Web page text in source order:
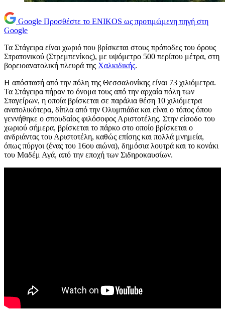
Google Προσθέστε το ENIKOS ως προτιμώμενη πηγή στη
Google
Τα Στάγειρα είναι χωριό που βρίσκεται στους πρόποδες του όρους
Στρατονικού (Στρεμπενίκος), με υψόμετρο 500 περίπου μέτρα, στη
βορειοανατολική πλευρά της Χαλκιδικής.
Η απόστασή από την πόλη της Θεσσαλονίκης είναι 73 χιλιόμετρα.
Τα Στάγειρα πήραν το όνομα τους από την αρχαία πόλη των
Σταγείρων, η οποία βρίσκεται σε παράλια θέση 10 χιλιόμετρα
ανατολικότερα, δίπλα από την Ολυμπιάδα και είναι ο τόπος όπου
γεννήθηκε ο σπουδαίος φιλόσοφος Αριστοτέλης. Στην είσοδο του
χωριού σήμερα, βρίσκεται το πάρκο στο οποίο βρίσκεται ο
ανδριάντας του Αριστοτέλη, καθώς επίσης και πολλά μνημεία,
όπως πύργοι (ένας του 16ου αιώνα), δημόσια λουτρά και το κονάκι
του Μαδέμ Αγά, από την εποχή των Σιδηροκαυσίων.